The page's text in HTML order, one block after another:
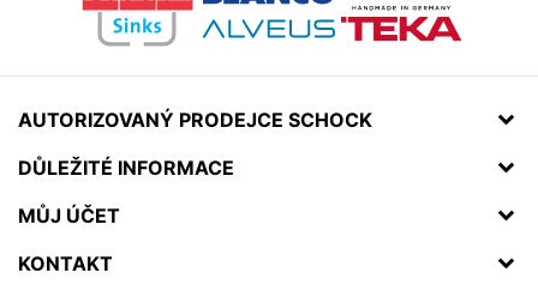
AUTORIZOVANÝ PRODEJCE SCHOCK
DŮLEŽITÉ INFORMACE
MŮJ ÚČET
KONTAKT